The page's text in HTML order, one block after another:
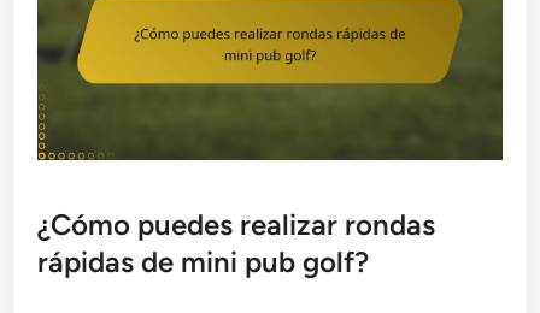
¿Cómo puedes realizar rondas
rápidas de mini pub golf?